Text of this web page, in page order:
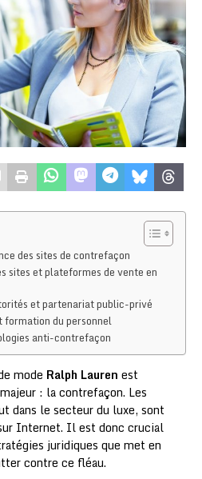
des sites de contrefaçon
sites et plateformes de vente en
et partenariat public-privé
formation du personnel
anti-contrefaçon
mode Ralph Lauren est
: la contrefaçon. Les
dans le secteur du luxe, sont
Internet. Il est donc crucial
juridiques que met en
contre ce fléau.